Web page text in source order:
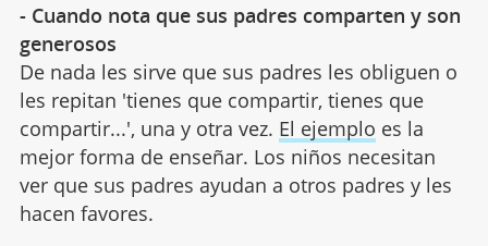
- Cuando nota que sus padres comparten y son
generosos
De nada les sirve que sus padres les obliguen o
les repitan 'tienes que compartir, tienes que
compartir...', una y otra vez. El ejemplo es la
mejor forma de enseñar. Los niños necesitan
ver que sus padres ayudan a otros padres y les
hacen favores.